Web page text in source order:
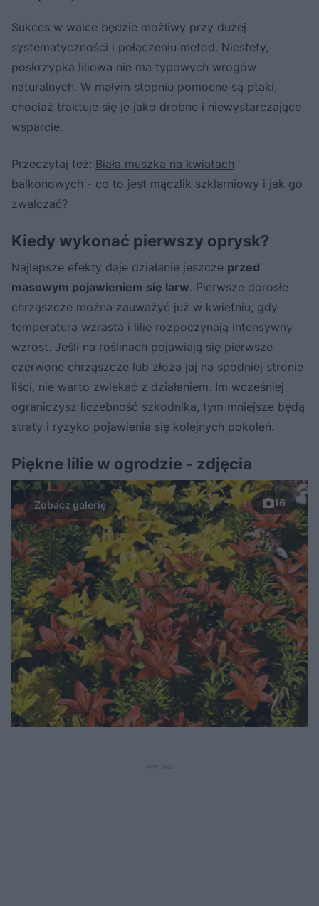
Sukces w walce będzie możliwy przy dużej
systematyczności i połączeniu metod. Niestety,
poskrzypka liliowa nie ma typowych wrogów
naturalnych. W małym stopniu pomocne są ptaki,
chociaż traktuje się je jako drobne i niewystarczające
wsparcie.
Przeczytaj też: Biała muszka na kwiatach
balkonowych - co to jest mączlik szklarniowy i jak go
zwalczać?
Kiedy wykonać pierwszy oprysk?
Najlepsze efekty daje działanie jeszcze przed
masowym pojawieniem się larw. Pierwsze dorosłe
chrząszcze można zauważyć już w kwietniu, gdy
temperatura wzrasta i lilie rozpoczynają intensywny
wzrost. Jeśli na roślinach pojawiają się pierwsze
czerwone chrząszcze lub złoża jaj na spodniej stronie
liści, nie warto zwlekać z działaniem. Im wcześniej
ograniczysz liczebność szkodnika, tym mniejsze będą
straty i ryzyko pojawienia się kolejnych pokoleń.
Piękne lilie w ogrodzie - zdjęcia
16